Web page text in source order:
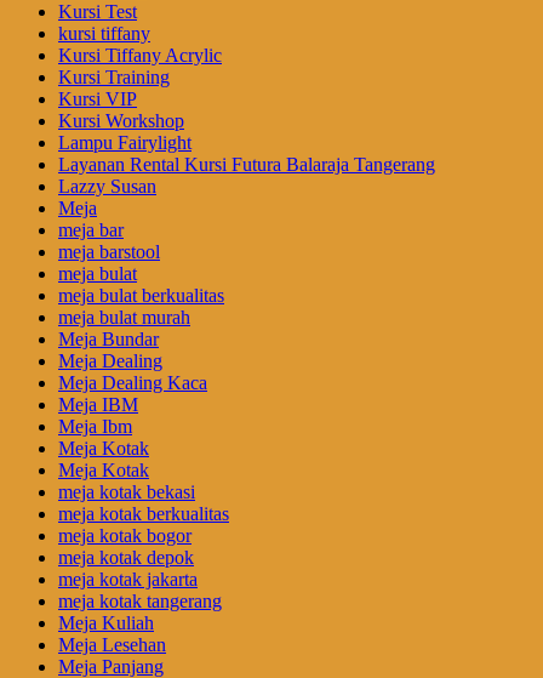
Kursi Test
kursi tiffany
Kursi Tiffany Acrylic
Kursi Training
Kursi VIP
Kursi Workshop
Lampu Fairylight
Layanan Rental Kursi Futura Balaraja Tangerang
Lazzy Susan
Meja
meja bar
meja barstool
meja bulat
meja bulat berkualitas
meja bulat murah
Meja Bundar
Meja Dealing
Meja Dealing Kaca
Meja IBM
Meja Ibm
Meja Kotak
Meja Kotak
meja kotak bekasi
meja kotak berkualitas
meja kotak bogor
meja kotak depok
meja kotak jakarta
meja kotak tangerang
Meja Kuliah
Meja Lesehan
Meja Panjang